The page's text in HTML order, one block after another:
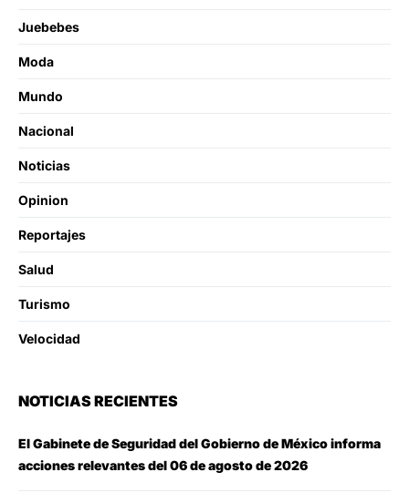
Juebebes
Moda
Mundo
Nacional
Noticias
Opinion
Reportajes
Salud
Turismo
Velocidad
NOTICIAS RECIENTES
El Gabinete de Seguridad del Gobierno de México informa
acciones relevantes del 06 de agosto de 2026